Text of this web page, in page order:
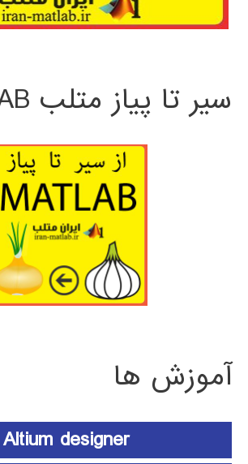
سیر تا پیاز متلب MATLAB
آموزش ها
Altium designer